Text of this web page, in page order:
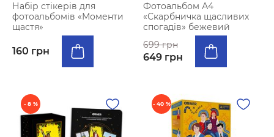
Набір стікерів для
фотоальбомів «Моменти
щастя»
160 грн
Фотоальбом А4
«Скарбничка щасливих
спогадів» бежевий
699 грн
649 грн
- 8 % - 40 %